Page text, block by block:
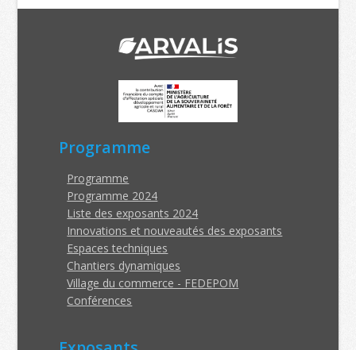
Programme
Programme
Programme 2024
Liste des exposants 2024
Innovations et nouveautés des exposants
Espaces techniques
Chantiers dynamiques
Village du commerce - FEDEPOM
Conférences